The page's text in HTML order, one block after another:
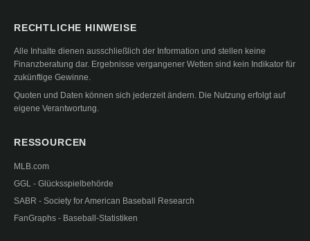
RECHTLICHE HINWEISE
Alle Inhalte dienen ausschließlich der Information und stellen keine
Finanzberatung dar. Ergebnisse vergangener Wetten sind kein Indikator für
zukünftige Gewinne.
Quoten und Daten können sich jederzeit ändern. Die Nutzung erfolgt auf
eigene Verantwortung.
RESSOURCEN
MLB.com
GGL - Glücksspielbehörde
SABR - Society for American Baseball Research
FanGraphs - Baseball-Statistiken